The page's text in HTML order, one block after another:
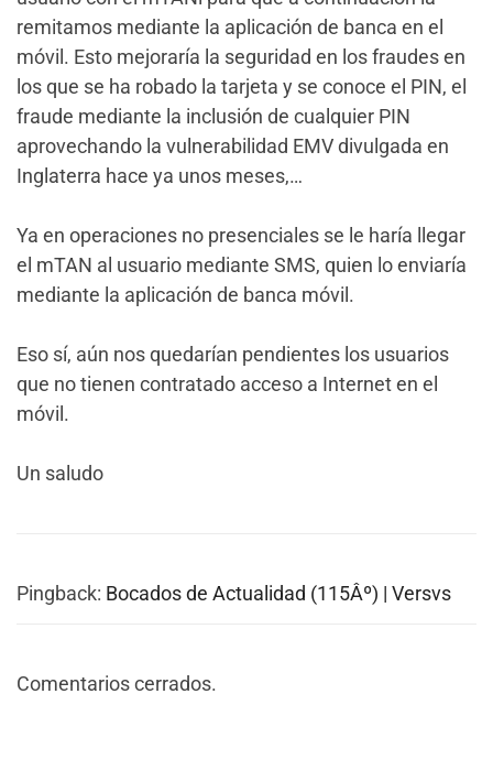
remitamos mediante la aplicación de banca en el
móvil. Esto mejoraría la seguridad en los fraudes en
los que se ha robado la tarjeta y se conoce el PIN, el
fraude mediante la inclusión de cualquier PIN
aprovechando la vulnerabilidad EMV divulgada en
Inglaterra hace ya unos meses,…
Ya en operaciones no presenciales se le haría llegar
el mTAN al usuario mediante SMS, quien lo enviaría
mediante la aplicación de banca móvil.
Eso sí, aún nos quedarían pendientes los usuarios
que no tienen contratado acceso a Internet en el
móvil.
Un saludo
Pingback: Bocados de Actualidad (115Âº) | Versvs
Comentarios cerrados.